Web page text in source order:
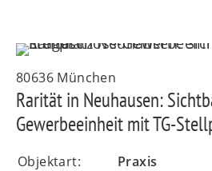
80636 München
Rarität in Neuhausen:
Gewerbeeinheit mit TG-
Objektart:
Praxis